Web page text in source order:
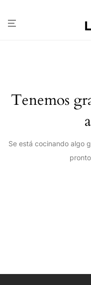
Tenemos
Se está cocinando algo